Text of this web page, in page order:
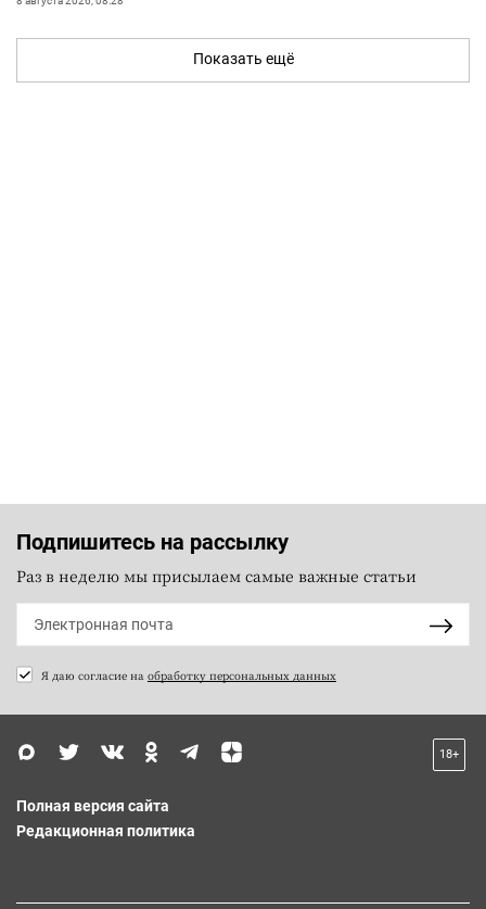
Показать ещё
Подпишитесь на рассылку
Раз в неделю мы присылаем самые важные статьи
Я даю согласие на обработку персональных данных
18+
Полная версия сайта
Редакционная политика